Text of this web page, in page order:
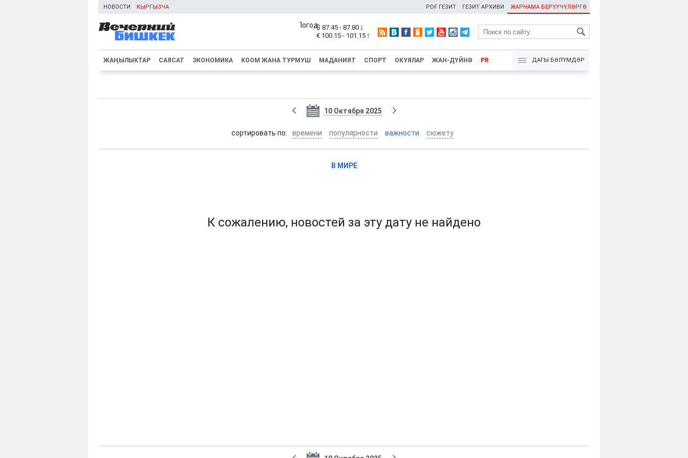
НОВОСТИ КЫРГЫЗЧА ЖАРНАМА БЕРҮҮЧҮЛӨРГӨ
ГЕЗИТ АРХИВИ
PDF ГЕЗИТ
RU
$ 87.45 - 87.80
€ 100.15 - 101.15
ЖАҢЫЛЫКТАР САЯСАТ ЭКОНОМИКА КООМ ЖАНА ТУРМУШ МАДАНИЯТ СПОРТ ОКУЯЛАР ЖАН-ДҮЙНӨ PR ДАГЫ БӨЛҮМДӨР
10 Октября 2025
cортировать по: времени популярности важности сюжету
В МИРЕ
К сожалению, новостей за эту дату не найдено